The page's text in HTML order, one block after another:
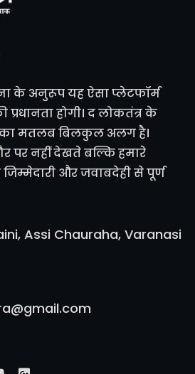
के अनुरूप यह ऐसा प्लेटफॉर्म
प्रधानता होगी। द लोकतंत्र के
का मतलब बिलकुल अलग है।
पर नहीं देखते बल्कि हमारे
और जवाबदेही से पूर्ण
Assi Chauraha, Varanasi